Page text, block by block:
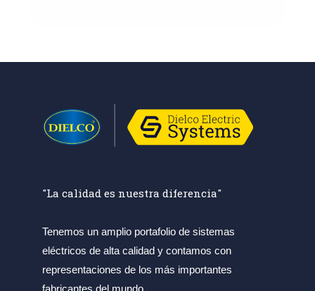
"La calidad es nuestra diferencia"
Tenemos un amplio portafolio de sistemas
eléctricos de alta calidad y contamos con
representaciones de los más importantes